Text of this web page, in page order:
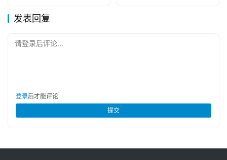
发表回复
请登录后评论...
登录后才能评论
提交